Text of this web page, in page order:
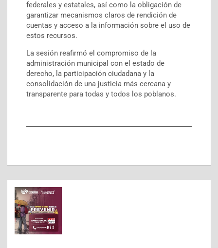
federales y estatales, así como la obligación de
garantizar mecanismos claros de rendición de
cuentas y acceso a la información sobre el uso de
estos recursos.
La sesión reafirmó el compromiso de la
administración municipal con el estado de
derecho, la participación ciudadana y la
consolidación de una justicia más cercana y
transparente para todas y todos los poblanos.